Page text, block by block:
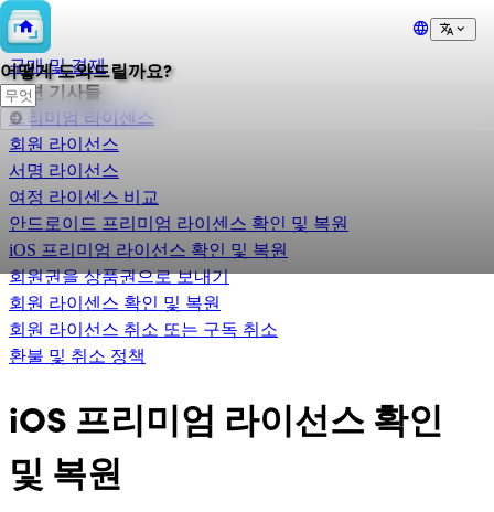
어떻게 도와드릴까요?
💲
구매 및 결제
관련 기사들
프리미엄 라이센스
회원 라이선스
서명 라이선스
여정 라이센스 비교
안드로이드 프리미엄 라이센스 확인 및 복원
iOS 프리미엄 라이선스 확인 및 복원
회원권을 상품권으로 보내기
회원 라이센스 확인 및 복원
회원 라이선스 취소 또는 구독 취소
환불 및 취소 정책
iOS 프리미엄 라이선스 확인
및 복원